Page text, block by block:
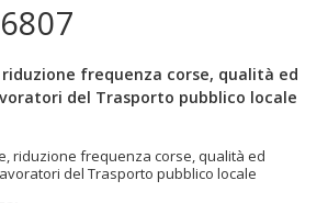
riduzione frequenza corse, qualità ed
del Trasporto pubblico locale
riduzione frequenza corse, qualità ed
del Trasporto pubblico locale